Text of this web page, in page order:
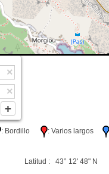
: Bordillo : Varios largos
Latitud : 43° 12' 48" N